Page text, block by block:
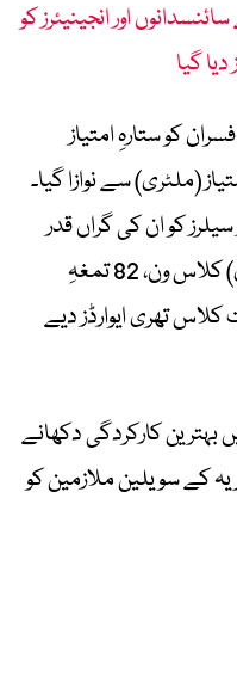
اور انجینیئرز کو
گیا
کے دوران پاک بحریہ کے 18 افسران کو ستارہِ امتیاز
تمغہِ امتیاز (ملٹری) سے نوازا گیا۔
کو ان کی گراں قدر
خدمات پر 33 تمغہِ خدمت (ملٹری) کلاس ون، 82 تمغہِ
تمغہِ خدمت کلاس تھری ایوارڈز دیے
کارکردگی دکھانے
بحریہ کے سویلین ملازمین کو